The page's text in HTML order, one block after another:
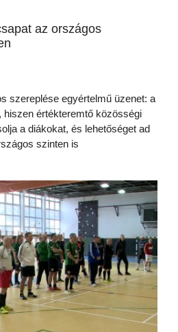
az országos
szereplése egyértelmű üzenet: a
hiszen értékteremtő közösségi
a diákokat, és lehetőséget ad
szinten is